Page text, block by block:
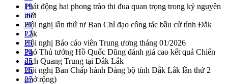
Phát động hai phong trào thi đua quan trọng trong kỷ nguyên
mới
Hội nghị lần thứ tư Ban Chỉ đạo công tác bầu cử tỉnh Đắk
Lắk
Hội nghị Báo cáo viên Trung ương tháng 01/2026
Phó Thủ tướng Hồ Quốc Dũng đánh giá cao kết quả Chiến
dịch Quang Trung tại Đắk Lắk
Hội nghị Ban Chấp hành Đảng bộ tỉnh Đắk Lắk lần thứ 2
(mở rộng)
19
20
21
22
23
24
25
26
27